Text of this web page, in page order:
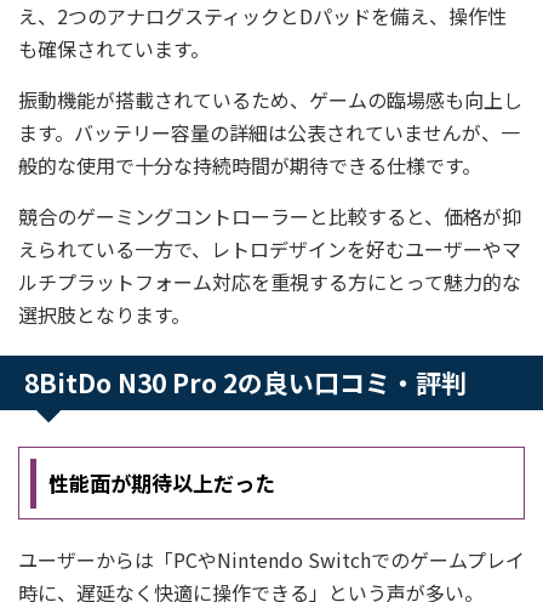
え、2つのアナログスティックとDパッドを備え、操作性
も確保されています。
振動機能が搭載されているため、ゲームの臨場感も向上し
ます。バッテリー容量の詳細は公表されていませんが、一
般的な使用で十分な持続時間が期待できる仕様です。
競合のゲーミングコントローラーと比較すると、価格が抑
えられている一方で、レトロデザインを好むユーザーやマ
ルチプラットフォーム対応を重視する方にとって魅力的な
選択肢となります。
8BitDo N30 Pro 2の良い口コミ・評判
性能面が期待以上だった
ユーザーからは「PCやNintendo Switchでのゲームプレイ
時に、遅延なく快適に操作できる」という声が多い。